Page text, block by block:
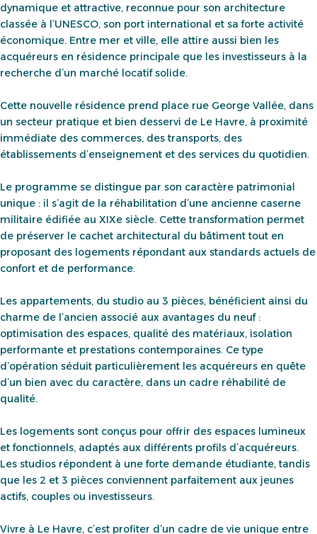
dynamique et attractive, reconnue pour son architecture
classée à l’UNESCO, son port international et sa forte activité
économique. Entre mer et ville, elle attire aussi bien les
acquéreurs en résidence principale que les investisseurs à la
recherche d’un marché locatif solide.
Cette nouvelle résidence prend place rue George Vallée, dans
un secteur pratique et bien desservi de Le Havre, à proximité
immédiate des commerces, des transports, des
établissements d’enseignement et des services du quotidien.
Le programme se distingue par son caractère patrimonial
unique : il s’agit de la réhabilitation d’une ancienne caserne
militaire édifiée au XIXe siècle. Cette transformation permet
de préserver le cachet architectural du bâtiment tout en
proposant des logements répondant aux standards actuels de
confort et de performance.
Les appartements, du studio au 3 pièces, bénéficient ainsi du
charme de l’ancien associé aux avantages du neuf :
optimisation des espaces, qualité des matériaux, isolation
performante et prestations contemporaines. Ce type
d’opération séduit particulièrement les acquéreurs en quête
d’un bien avec du caractère, dans un cadre réhabilité de
qualité.
Les logements sont conçus pour offrir des espaces lumineux
et fonctionnels, adaptés aux différents profils d’acquéreurs.
Les studios répondent à une forte demande étudiante, tandis
que les 2 et 3 pièces conviennent parfaitement aux jeunes
actifs, couples ou investisseurs.
Vivre à Le Havre, c’est profiter d’un cadre de vie unique entre